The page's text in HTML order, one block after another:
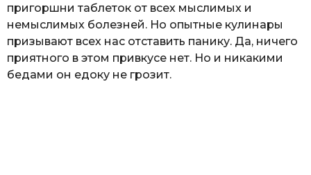
пригоршни таблеток от всех мыслимых и
немыслимых болезней. Но опытные кулинары
призывают всех нас отставить панику. Да, ничего
приятного в этом привкусе нет. Но и никакими
бедами он едоку не грозит.